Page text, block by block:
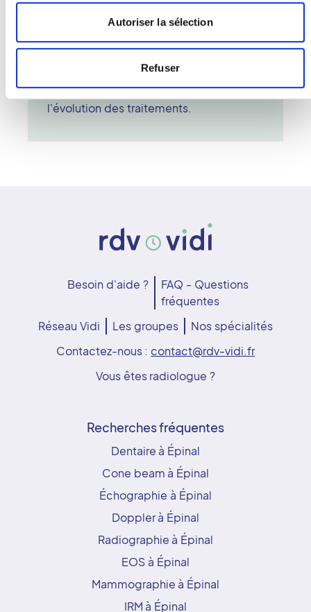
Autoriser la sélection
Refuser
de 10 à 15 minutes. Le radiologue
interprète ensuite les résultats, exprimés
sous forme d'indice de densité osseuse.
pour prévenir les fractures liées à la
fragilité osseuse et pour suivre
l'évolution des traitements.
Besoin d'aide ?
FAQ - Questions
fréquentes
Réseau Vidi
Les groupes
Nos spécialités
Contactez-nous : contact@rdv-vidi.fr
Vous êtes radiologue ?
Recherches fréquentes
Dentaire à Épinal
Cone beam à Épinal
Échographie à Épinal
Doppler à Épinal
Radiographie à Épinal
EOS à Épinal
Mammographie à Épinal
IRM à Épinal